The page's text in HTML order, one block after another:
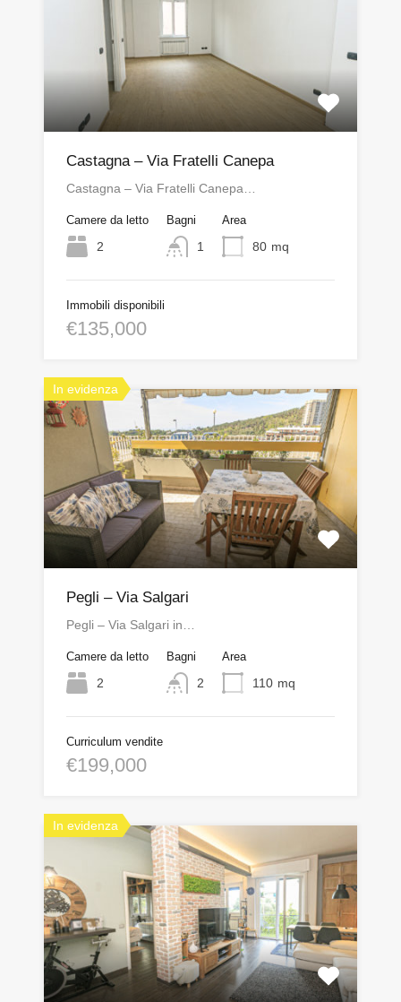
Castagna – Via Fratelli Canepa
Castagna – Via Fratelli Canepa…
Camere da letto
2
Bagni
1
Area
80 mq
Immobili disponibili
€135,000
In evidenza
Pegli – Via Salgari
Pegli – Via Salgari in…
Camere da letto
2
Bagni
2
Area
110 mq
Curriculum vendite
€199,000
In evidenza